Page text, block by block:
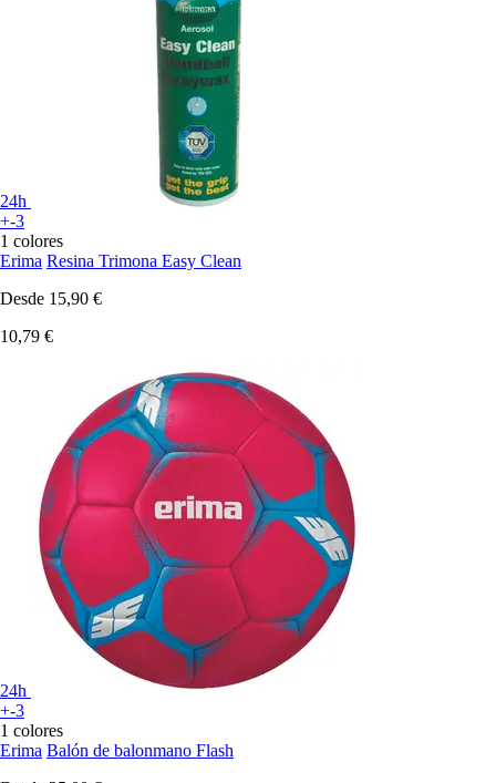
24h
+-3
1 colores
Erima Resina Trimona Easy Clean
Desde 15,90 €
10,79 €
24h
+-3
1 colores
Erima Balón de balonmano Flash